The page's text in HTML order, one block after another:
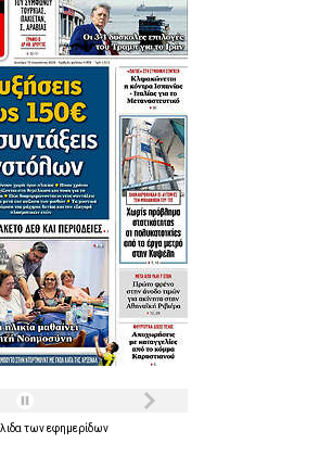
τωνεφημερίδων